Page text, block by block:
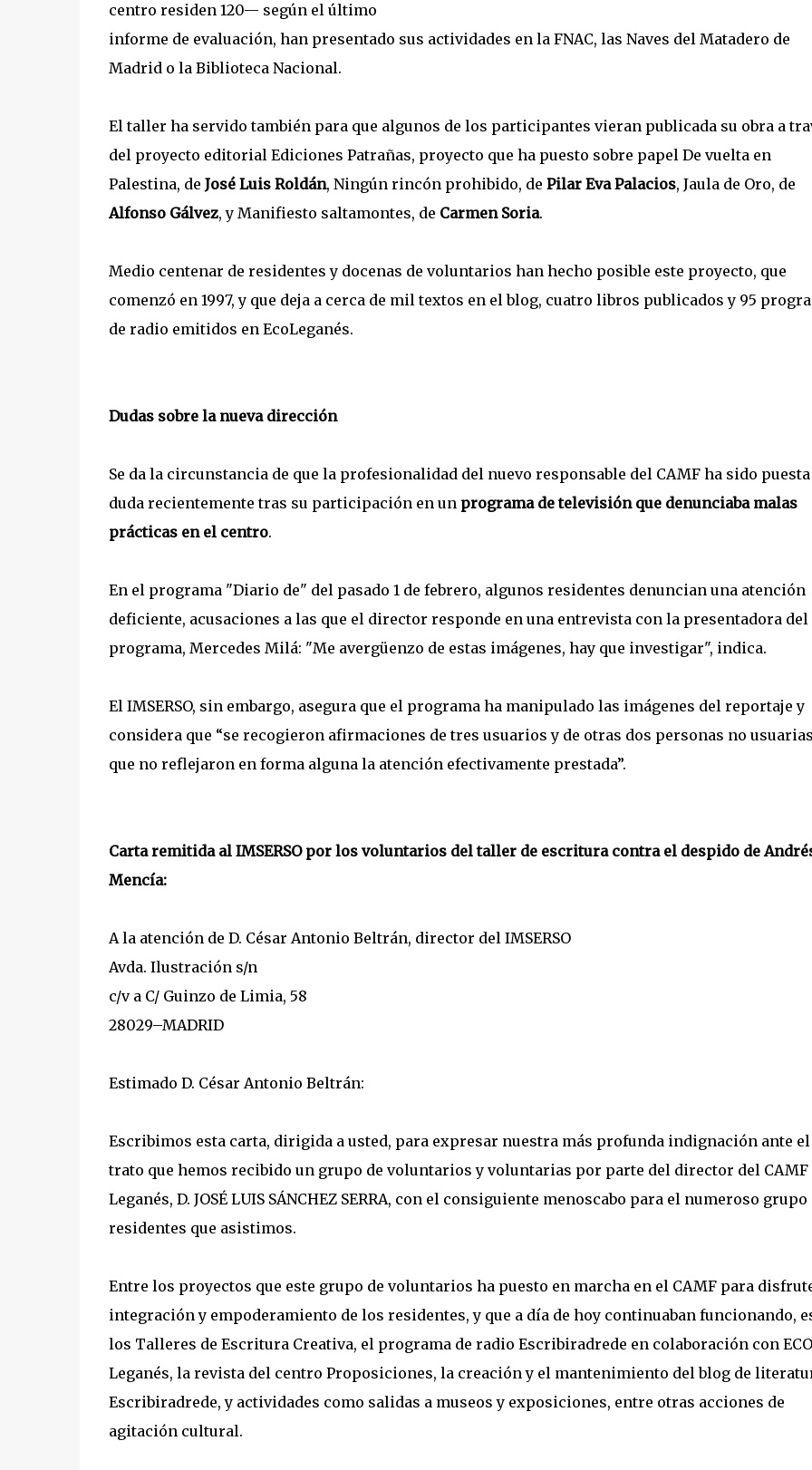
centro residen 120— según el último
informe de evaluación, han presentado sus actividades en la FNAC, las Naves del Matadero de
Madrid o la Biblioteca Nacional.
El taller ha servido también para que algunos de los participantes vieran publicada su obra a
del proyecto editorial Ediciones Patrañas, proyecto que ha puesto sobre papel De vuelta en
Palestina, de José Luis Roldán, Ningún rincón prohibido, de Pilar Eva Palacios, Jaula de Oro, de
Alfonso Gálvez, y Manifiesto saltamontes, de Carmen Soria.
Medio centenar de residentes y docenas de voluntarios han hecho posible este proyecto, que
comenzó en 1997, y que deja a cerca de mil textos en el blog, cuatro libros publicados y 95
de radio emitidos en EcoLeganés.
Dudas sobre la nueva dirección
Se da la circunstancia de que la profesionalidad del nuevo responsable del CAMF ha sido
duda recientemente tras su participación en unprograma de televisión que denunciaba malas
prácticas en el centro.
En el programa "Diario de" del pasado 1 de febrero, algunos residentes denuncian una atención
deficiente, acusaciones a las que el director responde en una entrevista con la presentadora del
programa, Mercedes Milá: "Me avergüenzo de estas imágenes, hay que investigar", indica.
El IMSERSO, sin embargo, asegura que el programa ha manipulado las imágenes del reportaje y
considera que “se recogieron afirmaciones de tres usuarios y de otras dos personas no
que no reflejaron en forma alguna la atención efectivamente prestada”.
Carta remitida al IMSERSO por los voluntarios del taller de escritura contra el despido de
Mencía:
A la atención de D. César Antonio Beltrán, director del IMSERSO
Avda. Ilustración s/n
c/v a C/ Guinzo de Limia, 58
28029–MADRID
Estimado D. César Antonio Beltrán:
Escribimos esta carta, dirigida a usted, para expresar nuestra más profunda indignación ante el
trato que hemos recibido un grupo de voluntarios y voluntarias por parte del director del CAMF
Leganés, D. JOSÉ LUIS SÁNCHEZ SERRA, con el consiguiente menoscabo para el numeroso grupo
residentes que asistimos.
Entre los proyectos que este grupo de voluntarios ha puesto en marcha en el CAMF para
integración y empoderamiento de los residentes, y que a día de hoy continuaban funcionando,
los Talleres de Escritura Creativa, el programa de radio Escribiradrede en colaboración con ECO
Leganés, la revista del centro Proposiciones, la creación y el mantenimiento del blog de
Escribiradrede, y actividades como salidas a museos y exposiciones, entre otras acciones de
agitación cultural.